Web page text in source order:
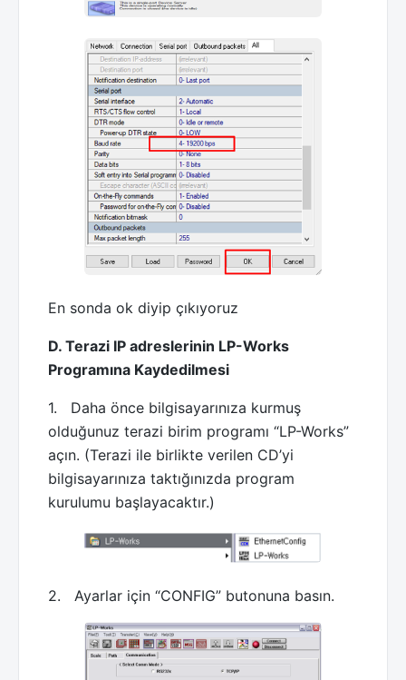
En sonda ok diyip çıkıyoruz
D. Terazi IP adreslerinin LP-Works
Programına Kaydedilmesi
1. Daha önce bilgisayarınıza kurmuş
olduğunuz terazi birim programı “LP-Works”
açın. (Terazi ile birlikte verilen CD’yi
bilgisayarınıza taktığınızda program
kurulumu başlayacaktır.)
2. Ayarlar için “CONFIG” butonuna basın.